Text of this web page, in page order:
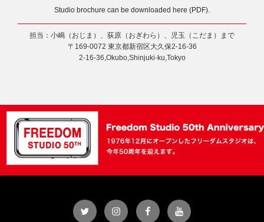
Studio brochure can be downloaded here (PDF).
担当：小嶋（おじま）、荻原（おぎわら）、児玉（こだま）まで
〒169-0072 東京都新宿区大久保2-16-36
2-16-36,Okubo,Shinjuki-ku,Tokyo
Twitter InstagramFacebookYouTube